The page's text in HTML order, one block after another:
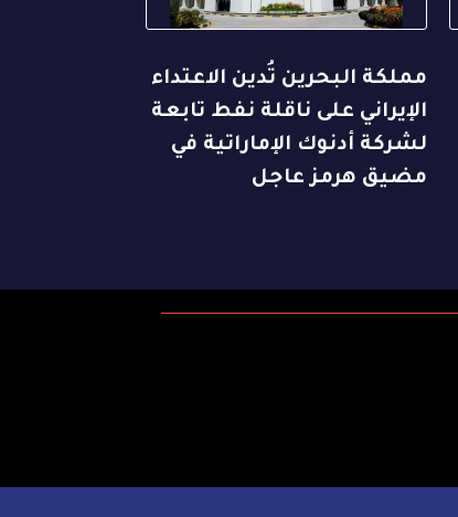
مملكة البحرين تُدين الاعتداء
الإيراني على ناقلة نفط تابعة
لشركة أدنوك الإماراتية في
مضيق هرمز عاجل